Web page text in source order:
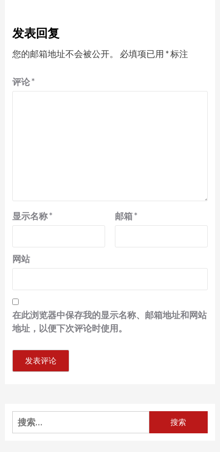
发表回复
您的邮箱地址不会被公开。 必填项已用 *标注
评论*
显示名称* 邮箱*
网站
在此浏览器中保存我的显示名称、邮箱地址和网站
地址，以便下次评论时使用。
搜
索：